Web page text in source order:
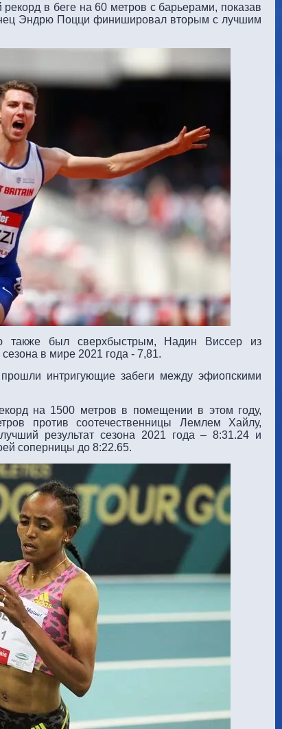
в беге на 60 метров с барьерами, показав
Эндрю Поцци финишировал вторым с лучшим
был сверхбыстрым, Надин Виссер из
в мире 2021 года - 7,81.
интригующие забеги между эфиопскими
на 1500 метров в помещении в этом году,
против соотечественницы Лемлем Хайлу,
результат сезона 2021 года – 8:31.24 и
соперницы до 8:22.65.